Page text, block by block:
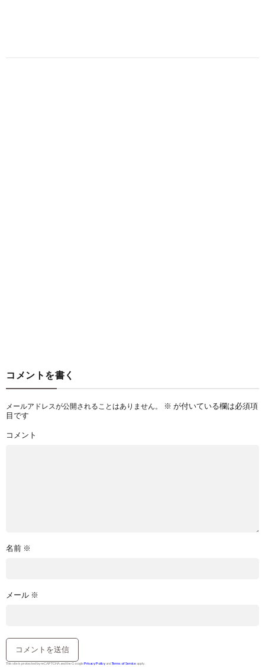
コメントを書く
メールアドレスが公開されることはありません。 ※ が付いている欄は必須項
目です
コメント
名前 ※
メール ※
This site is protected by reCAPTCHA and the GooglePrivacy Policy andTerms of Service apply.